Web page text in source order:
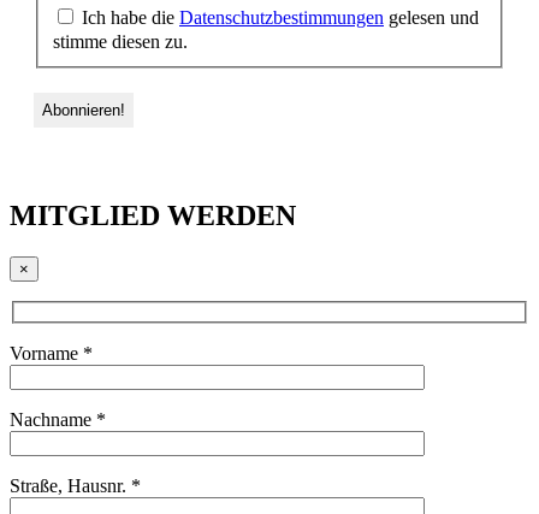
Ich habe die Datenschutzbestimmungen gelesen und
stimme diesen zu.
MITGLIED WERDEN
×
Vorname *
Nachname *
Straße, Hausnr. *